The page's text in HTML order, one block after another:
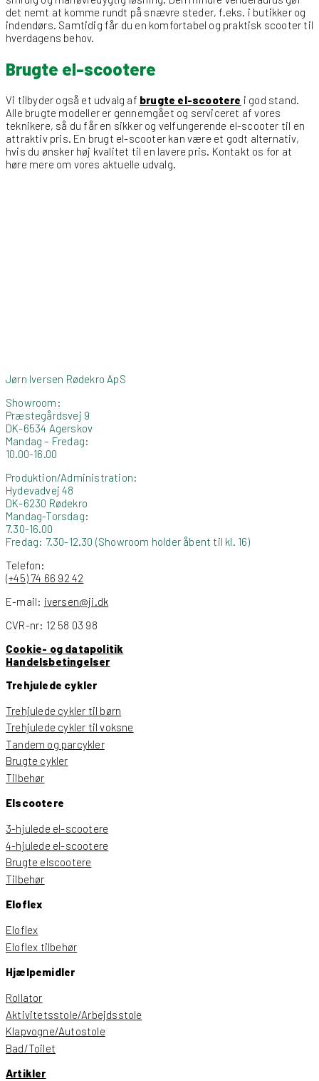
det nemt at komme rundt på snævre steder, f.eks. i butikker og
indendørs. Samtidig får du en komfortabel og praktisk scooter til
hverdagens behov.
Brugte el-scootere
Vi tilbyder også et udvalg af brugte el-scootere i god stand.
Alle brugte modeller er gennemgået og serviceret af vores
teknikere, så du får en sikker og velfungerende el-scooter til en
attraktiv pris. En brugt el-scooter kan være et godt alternativ,
hvis du ønsker høj kvalitet til en lavere pris. Kontakt os for at
høre mere om vores aktuelle udvalg.
Jørn Iversen Rødekro ApS
Showroom:
Præstegårdsvej 9
DK-6534 Agerskov
Mandag – Fredag:
10.00-16.00
Produktion/Administration:
Hydevadvej 48
DK-6230 Rødekro
Mandag-Torsdag:
7.30-16.00
Fredag: 7.30-12.30 (Showroom holder åbent til kl. 16)
Telefon:
(+45) 74 66 92 42
E-mail: iversen@ji.dk
CVR-nr: 12 58 03 98
Cookie- og datapolitik
Handelsbetingelser
Trehjulede cykler
Trehjulede cykler til børn
Trehjulede cykler til voksne
Tandem og parcykler
Brugte cykler
Tilbehør
Elscootere
3-hjulede el-scootere
4-hjulede el-scootere
Brugte elscootere
Tilbehør
Eloflex
Eloflex
Eloflex tilbehør
Hjælpemidler
Rollator
Aktivitetsstole/Arbejdsstole
Klapvogne/Autostole
Bad/Toilet
Artikler